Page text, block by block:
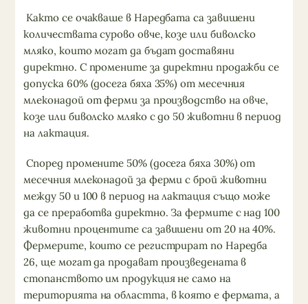
Както се очакваше в Наредбата са завишени
количествата сурово овче, козе или биволско
мляко, които могат да бъдат доставяни
директно. С промените за директни продажби се
допуска 60% (досега бяха 35%) от месечния
млеконадой от ферми за производство на овче,
козе или биволско мляко с до 50 животни в период
на лактация.
Според промените 50% (досега бяха 30%) от
месечния млеконадой за ферми с брой животни
между 50 и 100 в период на лактация също може
да се преработва директно. За фермите с над 100
животни процентите са завишени от 20 на 40%.
Фермерите, които се регистрират по Наредба
26, ще могат да продават произведената в
стопанството им продукция не само на
територията на областта, в която е фермата, а